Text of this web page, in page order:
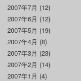
2007年7月 (12)
2007年6月 (12)
2007年5月 (19)
2007年4月 (8)
2007年3月 (23)
2007年2月 (14)
2007年1月 (4)